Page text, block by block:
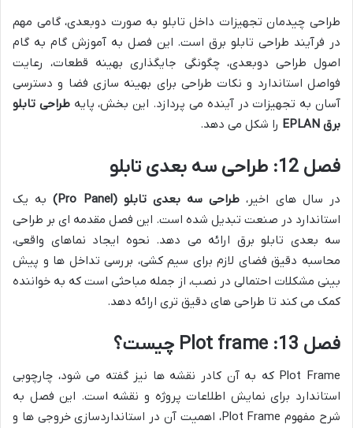
طراحی چیدمان تجهیزات داخل تابلو به صورت دوبعدی، گامی مهم
در فرآیند طراحی تابلو برق است. این فصل به آموزش گام به گام
اصول طراحی دوبعدی، چگونگی جایگذاری بهینه قطعات، رعایت
فواصل استاندارد و نکات طراحی برای بهینه سازی فضا و دسترسی
آسان به تجهیزات در آینده می پردازد. این بخش، پایهطراحی تابلو
برق EPLAN
را شکل می دهد.
فصل 12: طراحی سه بعدی تابلو
در سال های اخیر، طراحی سه بعدی تابلو (Pro Panel)
به یک
استاندارد در صنعت تبدیل شده است. این فصل مقدمه ای بر طراحی
سه بعدی تابلو برق ارائه می دهد. نحوه ایجاد نماهای واقعی،
محاسبه دقیق فضای لازم برای سیم کشی، بررسی تداخل ها و پیش
بینی مشکلات احتمالی در نصب، از جمله مباحثی است که به خواننده
کمک می کند تا طراحی های دقیق تری ارائه دهد.
فصل 13: Plot frame چیست؟
Plot Frame که به آن کادر نقشه ها نیز گفته می شود، چارچوبی
استاندارد برای نمایش اطلاعات پروژه و نقشه است. این فصل به
شرح مفهوم Plot Frame، اهمیت آن در استانداردسازی خروجی ها و